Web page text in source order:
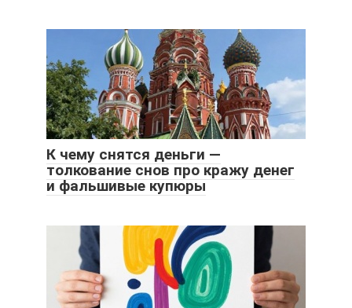
К чему снятся деньги —
толкование снов про кражу денег
и фальшивые купюры